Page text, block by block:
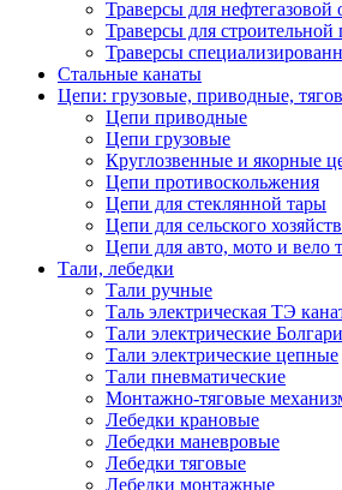
Траверсы для нефтегазовой
Траверсы для
Траверсы
Стальные канаты
Цепи: грузовые, приводные,
Цепи приводные
Цепи грузовые
Круглозвенные и якорные
Цепи противоскольжения
Цепи для стеклянной тары
Цепи для сельского
Цепи для авто, мото и вело
Тали, лебедки
Тали ручные
Таль электрическая ТЭ
Тали электрические
Тали электрические цепные
Тали пневматические
Монтажно-тяговые
Лебедки крановые
Лебедки маневровые
Лебедки тяговые
Лебедки монтажные